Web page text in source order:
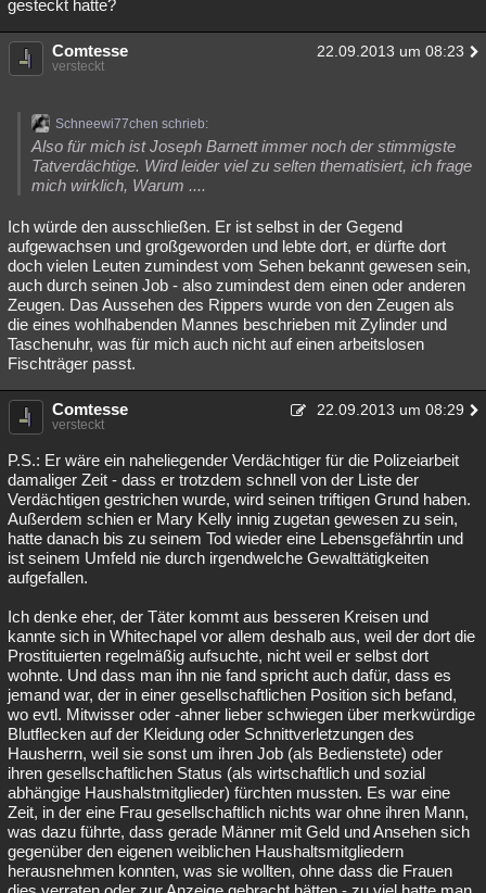
gesteckt hatte?
Comtesse 22.09.2013 um 08:23
versteckt
Schneewi77chen schrieb:
Also für mich ist Joseph Barnett immer noch der stimmigste
Tatverdächtige. Wird leider viel zu selten thematisiert, ich frage
mich wirklich, Warum ....
Ich würde den ausschließen. Er ist selbst in der Gegend
aufgewachsen und großgeworden und lebte dort, er dürfte dort
doch vielen Leuten zumindest vom Sehen bekannt gewesen sein,
auch durch seinen Job - also zumindest dem einen oder anderen
Zeugen. Das Aussehen des Rippers wurde von den Zeugen als
die eines wohlhabenden Mannes beschrieben mit Zylinder und
Taschenuhr, was für mich auch nicht auf einen arbeitslosen
Fischträger passt.
Comtesse 22.09.2013 um 08:29
versteckt
P.S.: Er wäre ein naheliegender Verdächtiger für die Polizeiarbeit
damaliger Zeit - dass er trotzdem schnell von der Liste der
Verdächtigen gestrichen wurde, wird seinen triftigen Grund haben.
Außerdem schien er Mary Kelly innig zugetan gewesen zu sein,
hatte danach bis zu seinem Tod wieder eine Lebensgefährtin und
ist seinem Umfeld nie durch irgendwelche Gewalttätigkeiten
aufgefallen.
Ich denke eher, der Täter kommt aus besseren Kreisen und
kannte sich in Whitechapel vor allem deshalb aus, weil der dort die
Prostituierten regelmäßig aufsuchte, nicht weil er selbst dort
wohnte. Und dass man ihn nie fand spricht auch dafür, dass es
jemand war, der in einer gesellschaftlichen Position sich befand,
wo evtl. Mitwisser oder -ahner lieber schwiegen über merkwürdige
Blutflecken auf der Kleidung oder Schnittverletzungen des
Hausherrn, weil sie sonst um ihren Job (als Bedienstete) oder
ihren gesellschaftlichen Status (als wirtschaftlich und sozial
abhängige Haushalstmitglieder) fürchten mussten. Es war eine
Zeit, in der eine Frau gesellschaftlich nichts war ohne ihren Mann,
was dazu führte, dass gerade Männer mit Geld und Ansehen sich
gegenüber den eigenen weiblichen Haushaltsmitgliedern
herausnehmen konnten, was sie wollten, ohne dass die Frauen